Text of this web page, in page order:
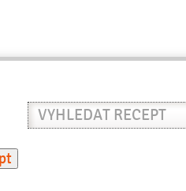
Vyhledat
recept